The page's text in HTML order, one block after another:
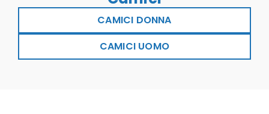
CAMICI DONNA
CAMICI UOMO